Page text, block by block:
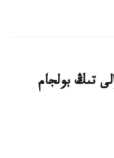
تىڭ بولجام